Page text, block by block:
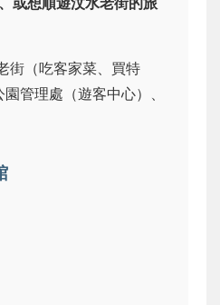
街（吃客家菜、買特
管理處（遊客中心）、